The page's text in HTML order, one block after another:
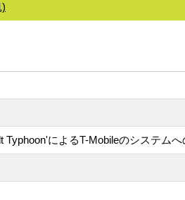
によるT-Mobileのシステム